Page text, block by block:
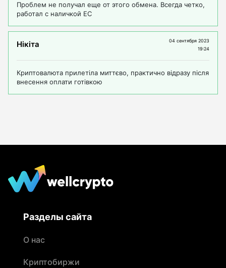
Проблем не получал еще от этого обмена. Всегда четко,
работал с наличкой ЕС
Нікіта
04 сентября 2023
19:24
Криптовалюта прилетіла миттєво, практично відразу після
внесення оплати готівкою
Разделы сайта
О нас
Криптобиржи